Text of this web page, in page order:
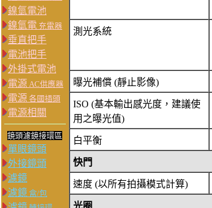
鎳氫電池
鎳氫電 充電器
垂直把手
電池把手
外掛式電池
電源 AC供應器
電源 各國插頭
電源相關
鏡頭濾鏡接環區
單眼鏡頭
外接鏡頭
濾鏡
濾鏡 盒/包
測光系統
曝光補償 (靜止影像)
ISO (基本輸出感光度，建議使
用之曝光值)
白平衡
快門
速度 (以所有拍攝模式計算)
光圈